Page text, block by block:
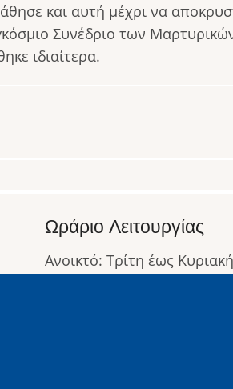
και αυτή μέχρι να
Συνέδριο των
ιδιαίτερα.
Ωράριο Λειτουργίας
Ανοικτό: Τρίτη έως Κυριακή